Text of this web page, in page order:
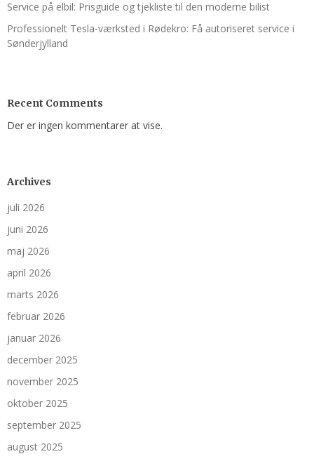
Service på elbil: Prisguide og tjekliste til den moderne bilist
Professionelt Tesla-værksted i Rødekro: Få autoriseret service i
Sønderjylland
Recent Comments
Der er ingen kommentarer at vise.
Archives
juli 2026
juni 2026
maj 2026
april 2026
marts 2026
februar 2026
januar 2026
december 2025
november 2025
oktober 2025
september 2025
august 2025